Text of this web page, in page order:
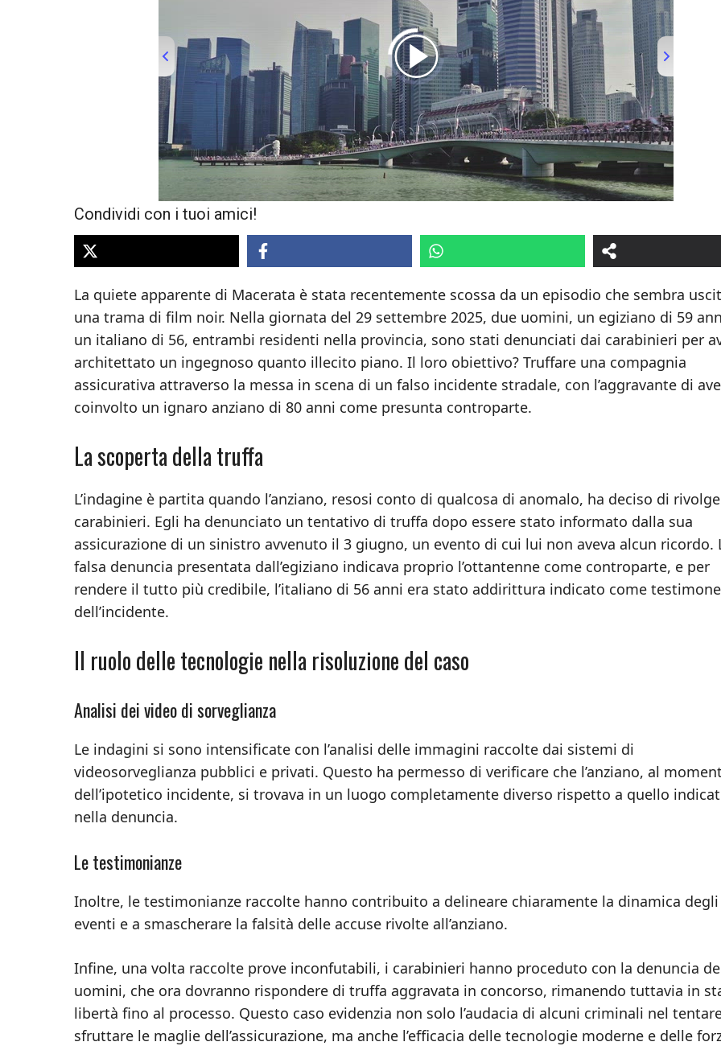
Condividi con i tuoi amici!
La quiete apparente di Macerata è stata recentemente scossa da un episodio che sembra
una trama di film noir. Nella giornata del 29 settembre 2025, due uomini, un egiziano di 59
un italiano di 56, entrambi residenti nella provincia, sono stati denunciati dai carabinieri per
architettato un ingegnoso quanto illecito piano. Il loro obiettivo? Truffare una compagnia
assicurativa attraverso la messa in scena di un falso incidente stradale, con l’aggravante di
coinvolto un ignaro anziano di 80 anni come presunta controparte.
La scoperta della truffa
L’indagine è partita quando l’anziano, resosi conto di qualcosa di anomalo, ha deciso di
carabinieri. Egli ha denunciato un tentativo di truffa dopo essere stato informato dalla sua
assicurazione di un sinistro avvenuto il 3 giugno, un evento di cui lui non aveva alcun ricordo.
falsa denuncia presentata dall’egiziano indicava proprio l’ottantenne come controparte, e per
rendere il tutto più credibile, l’italiano di 56 anni era stato addirittura indicato come testimone
dell’incidente.
Il ruolo delle tecnologie nella risoluzione del caso
Analisi dei video di sorveglianza
Le indagini si sono intensificate con l’analisi delle immagini raccolte dai sistemi di
videosorveglianza pubblici e privati. Questo ha permesso di verificare che l’anziano, al
dell’ipotetico incidente, si trovava in un luogo completamente diverso rispetto a quello
nella denuncia.
Le testimonianze
Inoltre, le testimonianze raccolte hanno contribuito a delineare chiaramente la dinamica degli
eventi e a smascherare la falsità delle accuse rivolte all’anziano.
Infine, una volta raccolte prove inconfutabili, i carabinieri hanno proceduto con la denuncia
uomini, che ora dovranno rispondere di truffa aggravata in concorso, rimanendo tuttavia in
libertà fino al processo. Questo caso evidenzia non solo l’audacia di alcuni criminali nel
sfruttare le maglie dell’assicurazione, ma anche l’efficacia delle tecnologie moderne e delle